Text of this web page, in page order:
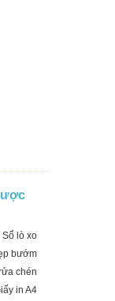
Sổ lò xo
bướm
chén
in A4